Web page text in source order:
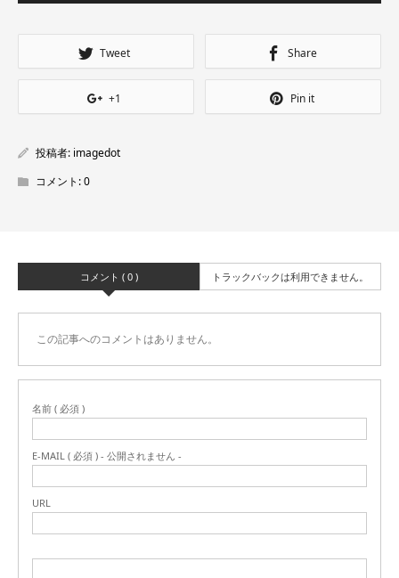
Tweet Share
+1 Pin it
投稿者: imagedot
コメント:0
コメント ( 0 ) トラックバックは利用できません。
この記事へのコメントはありません。
名前 ( 必須 )
E-MAIL ( 必須 ) - 公開されません -
URL